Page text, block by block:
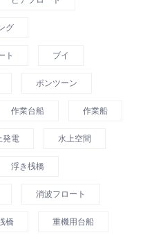
グ
ト ブイ
ポンツーン
作業台船 作業船
発電 水上空間
浮き桟橋
消波フロート
橋 重機用台船